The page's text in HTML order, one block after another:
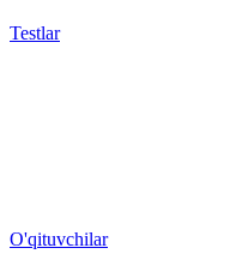
Testlar
O'qituvchilar